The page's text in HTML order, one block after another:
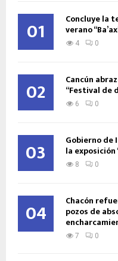
01 Concluye la
verano
4 0
02 Cancún
“Festival de
6 0
03 Gobierno
la exposición
8 0
04 Chacón
pozos de
7 0